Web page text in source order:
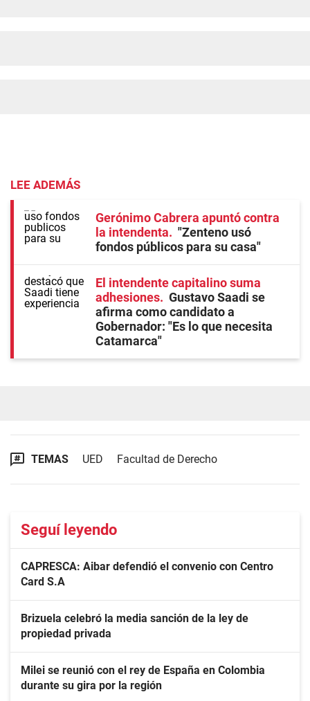
LEE ADEMÁS
Gerónimo Cabrera apuntó contra
la intendenta
"Zenteno usó
fondos públicos para su casa"
El intendente capitalino suma
adhesiones
Gustavo Saadi se
afirma como candidato a
Gobernador: "Es lo que necesita
Catamarca"
TEMAS UED Facultad de Derecho
Seguí leyendo
CAPRESCA: Aibar defendió el convenio con Centro
Card S.A
Brizuela celebró la media sanción de la ley de
propiedad privada
Milei se reunió con el rey de España en Colombia
durante su gira por la región